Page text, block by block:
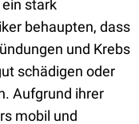
stark
behaupten, dass
und Krebs
schädigen oder
Aufgrund ihrer
mobil und